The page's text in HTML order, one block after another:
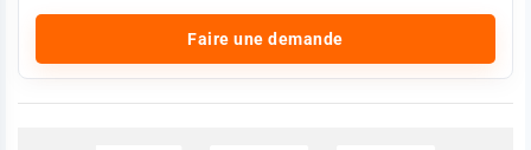
Faire une demande